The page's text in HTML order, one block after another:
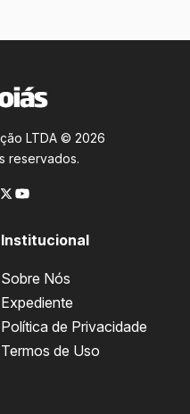
LTDA © 2026
reservados.
Institucional
Sobre Nós
Expediente
Política de Privacidade
Termos de Uso